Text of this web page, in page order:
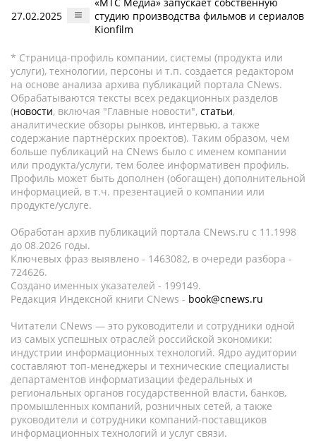
27.02.2025
студию производства фильмов и сериалов
Kionfilm
* Страница-профиль компании, системы (продукта или
услуги), технологии, персоны и т.п. создается редактором
на основе анализа архива публикаций портала CNews.
Обрабатываются тексты всех редакционных разделов
(новости, включая "Главные новости", статьи,
аналитические обзоры рынков, интервью, а также
содержание партнёрских проектов). Таким образом, чем
больше публикаций на CNews было с именем компании
или продукта/услуги, тем более информативен профиль.
Профиль может быть дополнен (обогащен) дополнительной
информацией, в т.ч. презентацией о компании или
продукте/услуге.
Обработан архив публикаций портала CNews.ru c 11.1998
до 08.2026 годы.
Ключевых фраз выявлено - 1463082, в очереди разбора -
724626.
Создано именных указателей - 199149.
Редакция Индексной книги CNews - book@cnews.ru
Читатели CNews — это руководители и сотрудники одной
из самых успешных отраслей российской экономики:
индустрии информационных технологий. Ядро аудитории
составляют топ-менеджеры и технические специалисты
департаментов информатизации федеральных и
региональных органов государственной власти, банков,
промышленных компаний, розничных сетей, а также
руководители и сотрудники компаний-поставщиков
информационных технологий и услуг связи.